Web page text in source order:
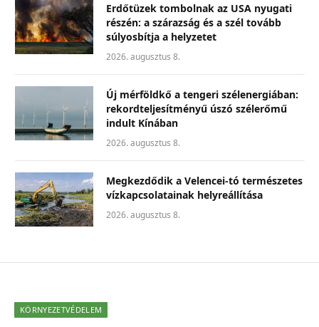
Erdőtüzek tombolnak az USA nyugati
részén: a szárazság és a szél tovább
súlyosbítja a helyzetet
2026. augusztus 8.
Új mérföldkő a tengeri szélenergiában:
rekordteljesítményű úszó szélerőmű
indult Kínában
2026. augusztus 8.
Megkezdődik a Velencei-tó természetes
vízkapcsolatainak helyreállítása
2026. augusztus 8.
KÖRNYEZETVÉDELEM